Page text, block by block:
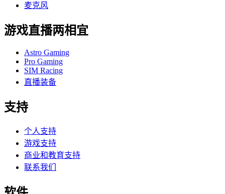
麦克风
游戏直播两相宜
Astro Gaming
Pro Gaming
SIM Racing
直播装备
支持
个人支持
游戏支持
商业和教育支持
联系我们